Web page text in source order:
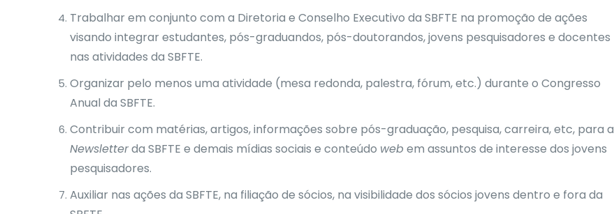
Trabalhar em conjunto com a Diretoria e Conselho Executivo da SBFTE na promoção de ações
visando integrar estudantes, pós-graduandos, pós-doutorandos, jovens pesquisadores e docentes
nas atividades da SBFTE.
Organizar pelo menos uma atividade (mesa redonda, palestra, fórum, etc.) durante o Congresso
Anual da SBFTE.
Contribuir com matérias, artigos, informações sobre pós-graduação, pesquisa, carreira, etc, para a
Newsletterda SBFTE e demais mídias sociais e conteúdo web em assuntos de interesse dos jovens
pesquisadores.
Auxiliar nas ações da SBFTE, na filiação de sócios, na visibilidade dos sócios jovens dentro e fora da